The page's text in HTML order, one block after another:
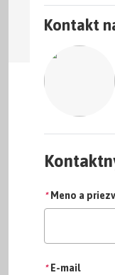
Kontakt
* Meno a
* E-mail